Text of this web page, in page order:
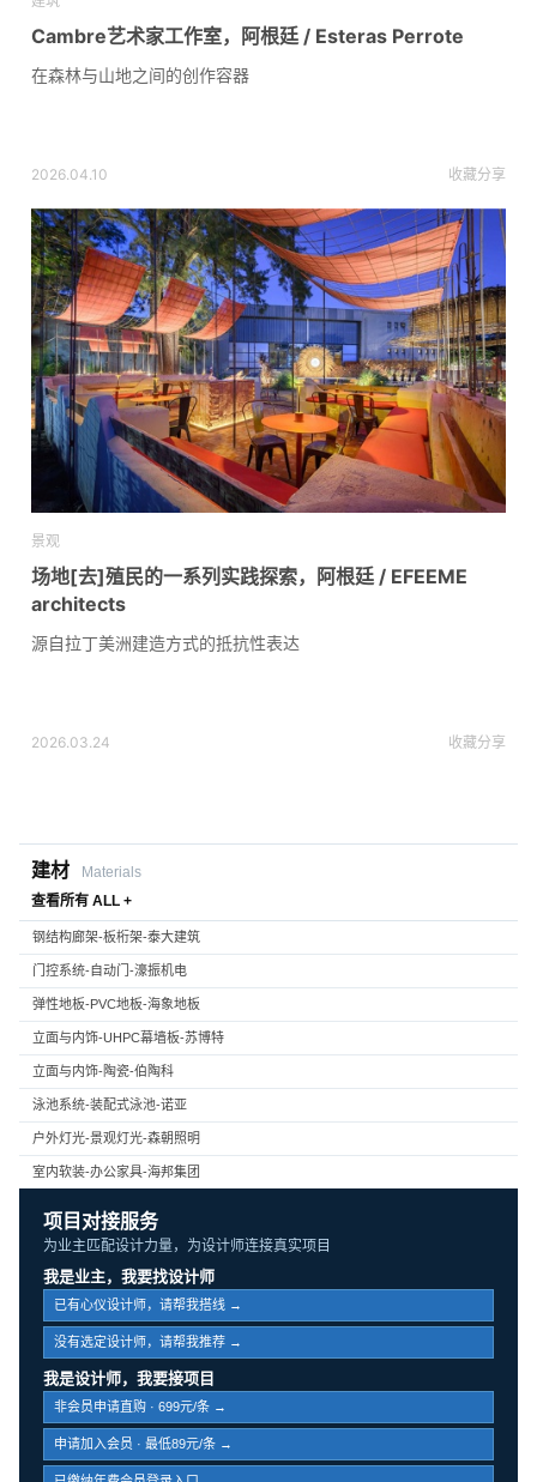
Cambre艺术家工作室，阿根廷 / Esteras Perrote
在森林与山地之间的创作容器
2026.04.10 收藏分享
景观
场地[去]殖民的一系列实践探索，阿根廷 / EFEEME
architects
源自拉丁美洲建造方式的抵抗性表达
2026.03.24 收藏分享
建材
Materials
查看所有 ALL +
钢结构廊架-板桁架-泰大建筑
门控系统-自动门-濠振机电
弹性地板-PVC地板-海象地板
立面与内饰-UHPC幕墙板-苏博特
立面与内饰-陶瓷-伯陶科
泳池系统-装配式泳池-诺亚
户外灯光-景观灯光-森朝照明
室内软装-办公家具-海邦集团
项目对接服务
为业主匹配设计力量，为设计师连接真实项目
我是业主，我要找设计师
已有心仪设计师，请帮我搭线 →
没有选定设计师，请帮我推荐 →
我是设计师，我要接项目
非会员申请直购 · 699元/条 →
申请加入会员 · 最低89元/条 →